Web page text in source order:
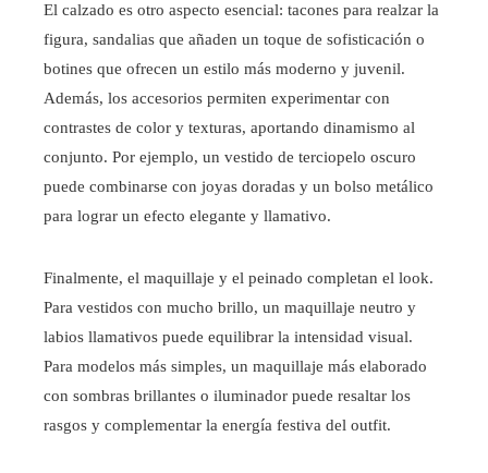
El calzado es otro aspecto esencial: tacones para realzar la
figura, sandalias que añaden un toque de sofisticación o
botines que ofrecen un estilo más moderno y juvenil.
Además, los accesorios permiten experimentar con
contrastes de color y texturas, aportando dinamismo al
conjunto. Por ejemplo, un vestido de terciopelo oscuro
puede combinarse con joyas doradas y un bolso metálico
para lograr un efecto elegante y llamativo.
Finalmente, el maquillaje y el peinado completan el look.
Para vestidos con mucho brillo, un maquillaje neutro y
labios llamativos puede equilibrar la intensidad visual.
Para modelos más simples, un maquillaje más elaborado
con sombras brillantes o iluminador puede resaltar los
rasgos y complementar la energía festiva del outfit.